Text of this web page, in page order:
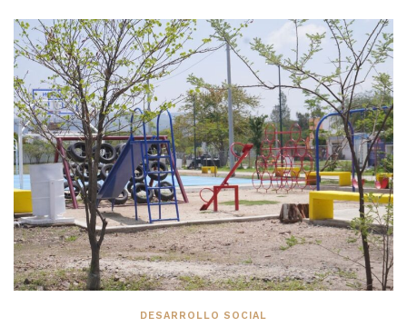
DESARROLLO SOCIAL